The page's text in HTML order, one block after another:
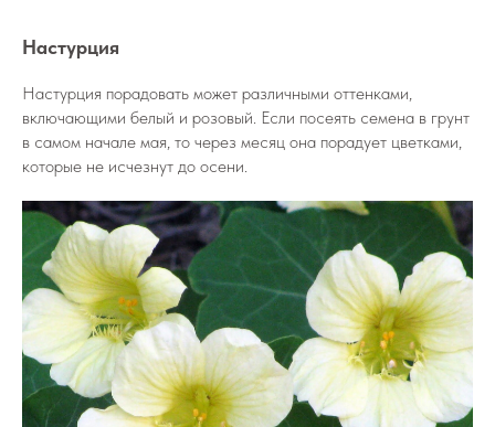
Настурция
Настурция порадовать может различными оттенками,
включающими белый и розовый. Если посеять семена в грунт
в самом начале мая, то через месяц она порадует цветками,
которые не исчезнут до осени.